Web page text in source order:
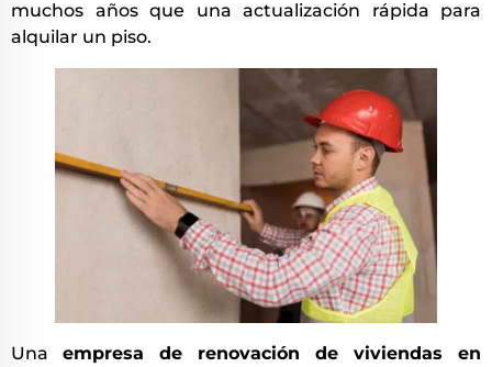
muchos años que una actualización rápida para
alquilar un piso.
Una empresa de renovación de viviendas en